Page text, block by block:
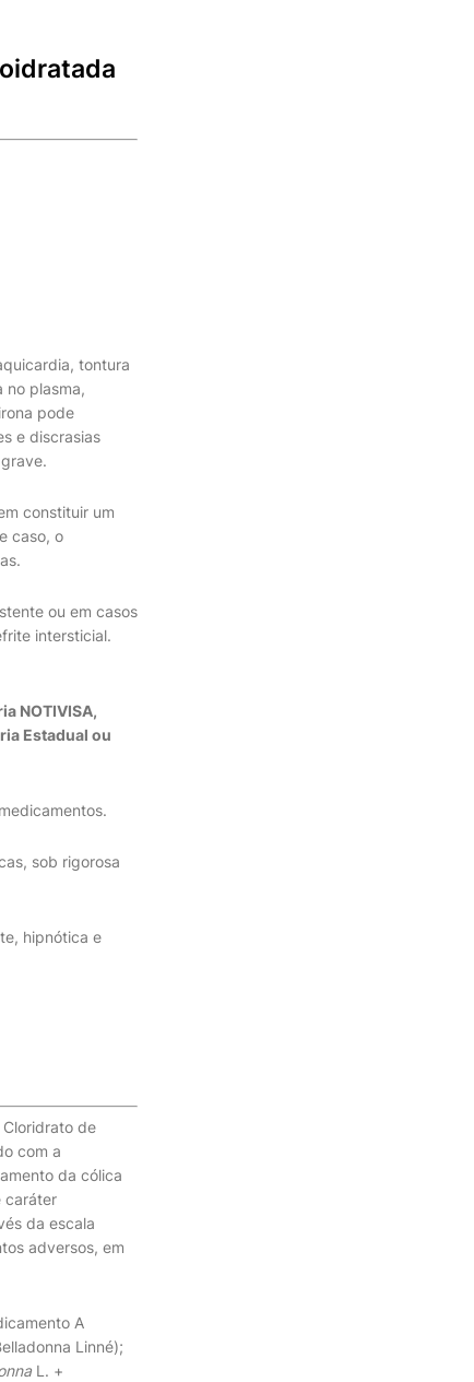
tontura
no plasma,
pode
e discrasias
constituir um
caso, o
ou em casos
intersticial.
NOTIVISA,
Estadual ou
sob rigorosa
hipnótica e
de
com a
da cólica
caráter
da escala
adversos, em
A
Linné);
L. +